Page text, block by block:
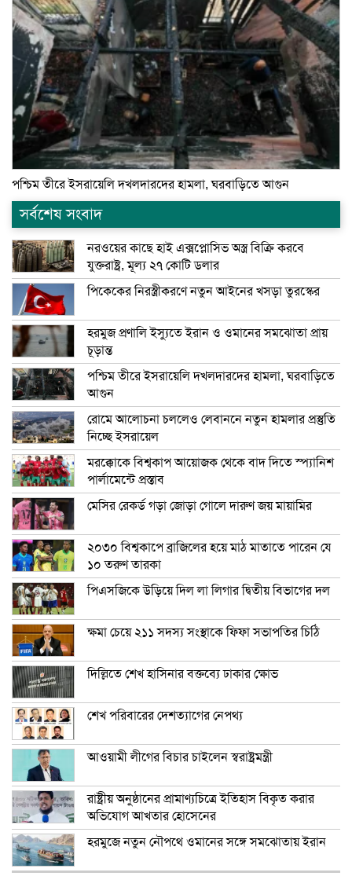
পশ্চিম তীরে ইসরায়েলি দখলদারদের হামলা, ঘরবাড়িতে আগুন
সর্বশেষ সংবাদ
নরওয়ের কাছে হাই এক্সপ্লোসিভ অস্ত্র বিক্রি করবে
যুক্তরাষ্ট্র, মূল্য ২৭ কোটি ডলার
পিকেকের নিরস্ত্রীকরণে নতুন আইনের খসড়া তুরস্কের
হরমুজ প্রণালি ইস্যুতে ইরান ও ওমানের সমঝোতা প্রায়
চূড়ান্ত
পশ্চিম তীরে ইসরায়েলি দখলদারদের হামলা, ঘরবাড়িতে
আগুন
রোমে আলোচনা চললেও লেবাননে নতুন হামলার প্রস্তুতি
নিচ্ছে ইসরায়েল
মরক্কোকে বিশ্বকাপ আয়োজক থেকে বাদ দিতে স্প্যানিশ
পার্লামেন্টে প্রস্তাব
মেসির রেকর্ড গড়া জোড়া গোলে দারুণ জয় মায়ামির
২০৩০ বিশ্বকাপে ব্রাজিলের হয়ে মাঠ মাতাতে পারেন যে
১০ তরুণ তারকা
পিএসজিকে উড়িয়ে দিল লা লিগার দ্বিতীয় বিভাগের দল
ক্ষমা চেয়ে ২১১ সদস্য সংস্থাকে ফিফা সভাপতির চিঠি
দিল্লিতে শেখ হাসিনার বক্তব্যে ঢাকার ক্ষোভ
শেখ পরিবারের দেশত্যাগের নেপথ্য
আওয়ামী লীগের বিচার চাইলেন স্বরাষ্ট্রমন্ত্রী
রাষ্ট্রীয় অনুষ্ঠানের প্রামাণ্যচিত্রে ইতিহাস বিকৃত করার
অভিযোগ আখতার হোসেনের
হরমুজে নতুন নৌপথে ওমানের সঙ্গে সমঝোতায় ইরান